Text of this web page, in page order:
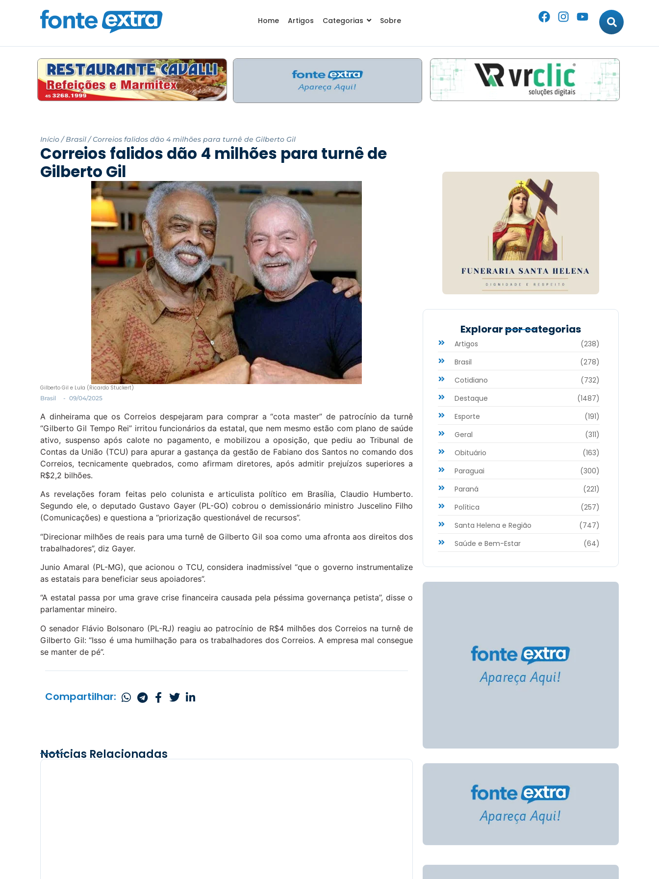
Home Artigos Categorias Sobre
Início / Brasil / Correios falidos dão 4 milhões para turnê de Gilberto Gil
Correios falidos dão 4 milhões para turnê de
Gilberto Gil
Gilberto Gil e Lula (Ricardo Stuckert)
Brasil
- 09/04/2025
A dinheirama que os Correios despejaram para comprar a “cota master” de patrocínio da turnê
“Gilberto Gil Tempo Rei” irritou funcionários da estatal, que nem mesmo estão com plano de saúde
ativo, suspenso após calote no pagamento, e mobilizou a oposição, que pediu ao Tribunal de
Contas da União (TCU) para apurar a gastança da gestão de Fabiano dos Santos no comando dos
Correios, tecnicamente quebrados, como afirmam diretores, após admitir prejuízos superiores a
R$2,2 bilhões.
As revelações foram feitas pelo colunista e articulista político em Brasília, Claudio Humberto.
Segundo ele, o deputado Gustavo Gayer (PL-GO) cobrou o demissionário ministro Juscelino Filho
(Comunicações) e questiona a “priorização questionável de recursos”.
“Direcionar milhões de reais para uma turnê de Gilberto Gil soa como uma afronta aos direitos dos
trabalhadores”, diz Gayer.
Junio Amaral (PL-MG), que acionou o TCU, considera inadmissível “que o governo instrumentalize
as estatais para beneficiar seus apoiadores”.
“A estatal passa por uma grave crise financeira causada pela péssima governança petista”, disse o
parlamentar mineiro.
O senador Flávio Bolsonaro (PL-RJ) reagiu ao patrocínio de R$4 milhões dos Correios na turnê de
Gilberto Gil: “Isso é uma humilhação para os trabalhadores dos Correios. A empresa mal consegue
se manter de pé”.
Compartilhar:
Notícias Relacionadas
Explorar por categorias
Artigos
(238)
Brasil
(278)
Cotidiano
(732)
Destaque
(1487)
Esporte
(191)
Geral
(311)
Obituário
(163)
Paraguai
(300)
Paraná
(221)
Política
(257)
Santa Helena e Região
(747)
Saúde e Bem-Estar
(64)